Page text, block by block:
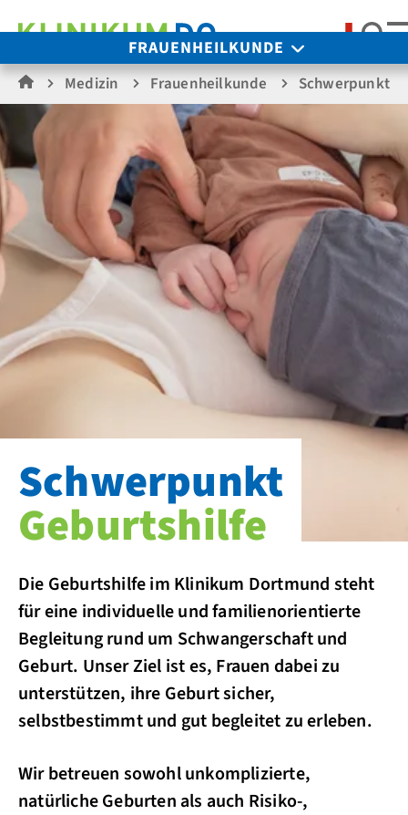
FRAUENHEILKUNDE
Medizin Frauenheilkunde Schwerpunkte
Schwerpunkt
Geburtshilfe
Die Geburtshilfe im Klinikum Dortmund steht
für eine individuelle und familienorientierte
Begleitung rund um Schwangerschaft und
Geburt. Unser Ziel ist es, Frauen dabei zu
unterstützen, ihre Geburt sicher,
selbstbestimmt und gut begleitet zu erleben.
Wir betreuen sowohl unkomplizierte,
natürliche Geburten als auch Risiko-,